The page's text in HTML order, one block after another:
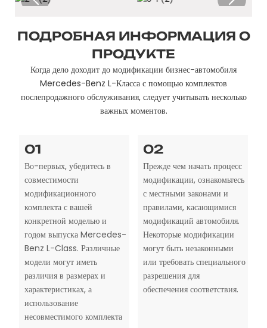
ПОДРОБНАЯ ИНФОРМАЦИЯ О
ПРОДУКТЕ
Когда дело доходит до модификации бизнес-автомобиля
Mercedes-Benz L-Класса с помощью комплектов
послепродажного обслуживания, следует учитывать несколько
важных моментов.
01
Во-первых, убедитесь в
совместимости
модификационного
комплекта с вашей
конкретной моделью и
годом выпуска Mercedes-
Benz L-Class. Различные
модели могут иметь
различия в размерах и
характеристиках, а
использование
несовместимого комплекта
02
Прежде чем начать процесс
модификации, ознакомьтесь
с местными законами и
правилами, касающимися
модификаций автомобиля.
Некоторые модификации
могут быть незаконными
или требовать специального
разрешения для
обеспечения соответствия.